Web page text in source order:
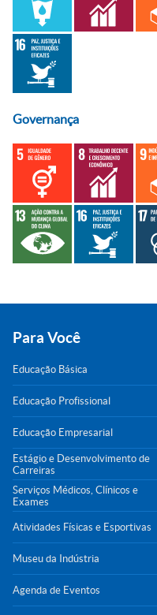
Governança
Para Você
Educação Básica
Educação Profissional
Educação Empresarial
Estágio e Desenvolvimento de
Carreiras
Serviços Médicos, Clínicos e
Exames
Atividades Físicas e Esportivas
Museu da Indústria
Agenda de Eventos